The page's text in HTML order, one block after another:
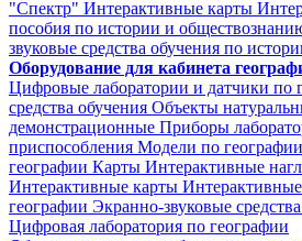
"Спектр" Интерактивные карты
пособия по истории и
звуковые средства обучения по
Оборудование для кабинета
Цифровые лаборатории и датчики по
средства обучения Объекты
демонстрационные Приборы
приспособления Модели по географии
географии Карты Интерактивные
Интерактивные карты
географии Экранно-звуковые
Цифровая лаборатория по географии